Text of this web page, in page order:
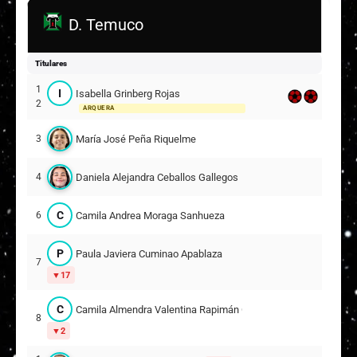
D. Temuco
Titulares
1
2
I Isabella Grinberg Rojas
ARQUERA
3 María José Peña Riquelme
4 Daniela Alejandra Ceballos Gallegos
6 C Camila Andrea Moraga Sanhueza
7
P Paula Javiera Cuminao Apablaza
17
8
C Camila Almendra Valentina Rapimán Chávez
2